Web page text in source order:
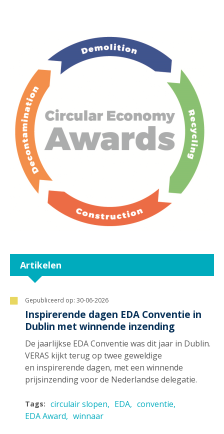
Artikelen
Gepubliceerd op: 30-06-2026
Inspirerende dagen EDA Conventie in
Dublin met winnende inzending
De jaarlijkse EDA Conventie was dit jaar in Dublin.
VERAS kijkt terug op twee geweldige
en inspirerende dagen, met een winnende
prijsinzending voor de Nederlandse delegatie.
Tags: circulair slopen EDA
conventie
EDA Award
winnaar